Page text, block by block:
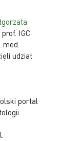
IGC
med.
udział
portal